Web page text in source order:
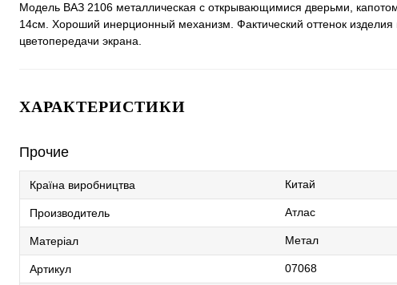
Модель ВАЗ 2106 металлическая с открывающимися дверьми,
14см. Хороший инерционный механизм. Фактический оттенок
цветопередачи экрана.
ХАРАКТЕРИСТИКИ
Прочие
Країна виробництва Китай
Производитель Атлас
Матеріал Метал
Артикул 07068